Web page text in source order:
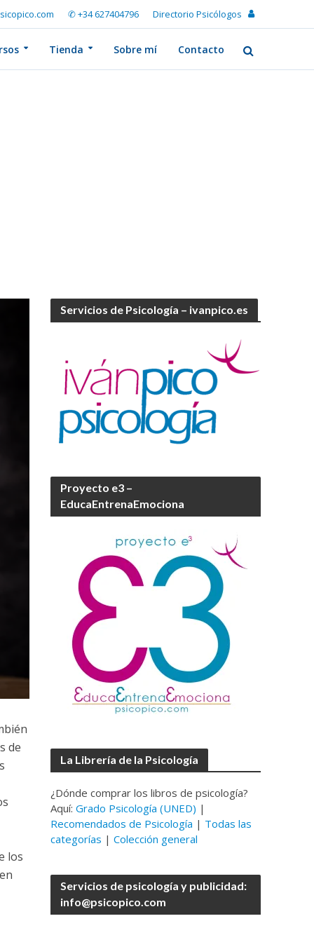
✆ +34 627404796 Directorio Psicólogos
Tienda Sobre mí Contacto
de
los
Servicios de Psicología – ivanpico.es
Proyecto e3 –
EducaEntrenaEmociona
La Librería de la Psicología
¿Dónde comprar los libros de psicología?
Aquí:Grado Psicología (UNED) |
Recomendados de Psicología | Todas las
categorías |Colección general
Servicios de psicología y publicidad:
info@psicopico.com